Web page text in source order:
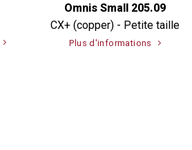
Omnis Small 205.09
CX+ (copper) - Petite taille
Plus d'informations